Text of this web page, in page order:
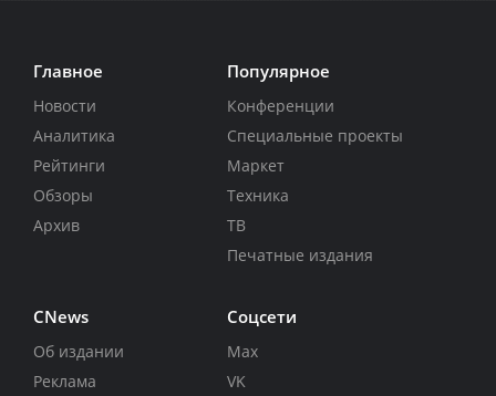
Главное
Новости
Аналитика
Рейтинги
Обзоры
Архив
Популярное
Конференции
Специальные проекты
Маркет
Техника
ТВ
Печатные издания
CNews
Об издании
Реклама
Соцсети
Max
VK